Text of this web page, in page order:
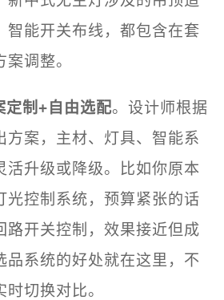
智能开关布线，都包含在套
调整。
定制+自由选配。设计师根据
方案，主材、灯具、智能系
活升级或降级。比如你原本
光控制系统，预算紧张的话
路开关控制，效果接近但成
品系统的好处就在这里，不
切换对比。